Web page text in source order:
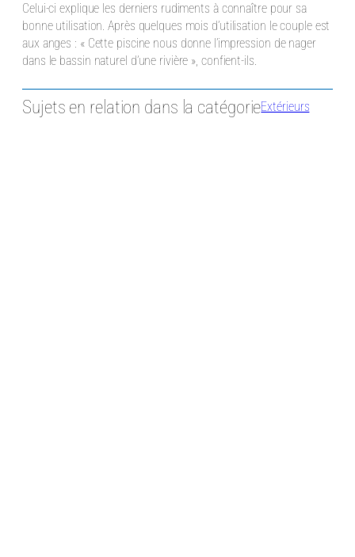
Celui-ci explique les derniers rudiments à connaître pour sa
bonne utilisation. Après quelques mois d’utilisation le couple est
aux anges : « Cette piscine nous donne l’impression de nager
dans le bassin naturel d’une rivière », confient-ils.
Sujets en relation dans la catégorieExtérieurs